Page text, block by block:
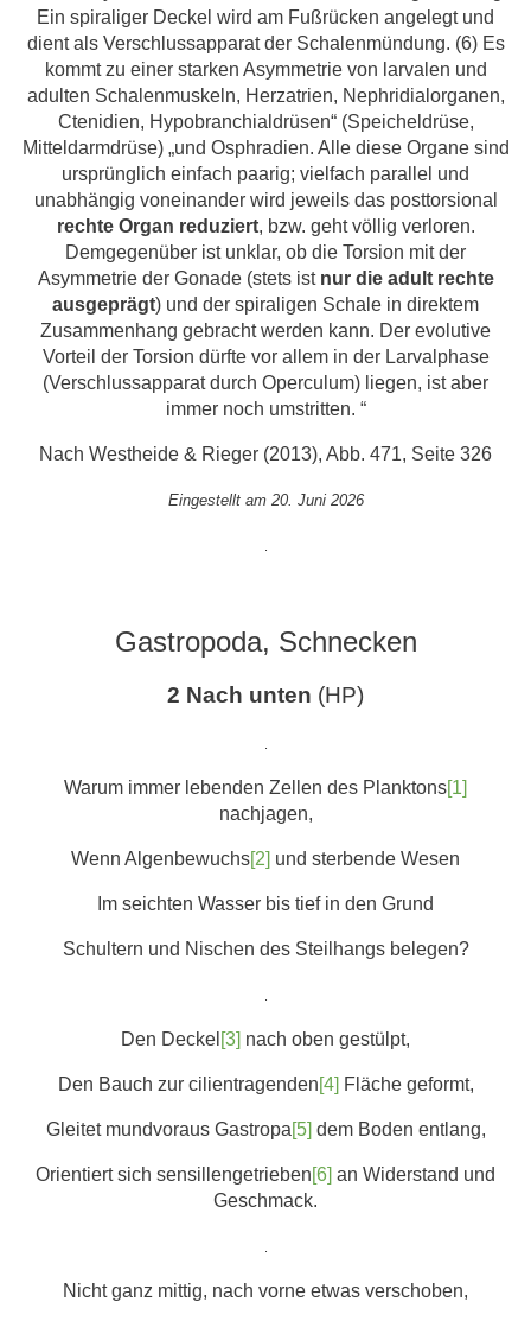
Ein spiraliger Deckel wird am Fußrücken angelegt und
dient als Verschlussapparat der Schalenmündung. (6) Es
kommt zu einer starken Asymmetrie von larvalen und
adulten Schalenmuskeln, Herzatrien, Nephridialorganen,
Ctenidien, Hypobranchialdrüsen“ (Speicheldrüse,
Mitteldarmdrüse) „und Osphradien. Alle diese Organe sind
ursprünglich einfach paarig; vielfach parallel und
unabhängig voneinander wird jeweils das posttorsional
rechte Organ reduziert, bzw. geht völlig verloren.
Demgegenüber ist unklar, ob die Torsion mit der
Asymmetrie der Gonade (stets ist nur die adult rechte
ausgeprägt) und der spiraligen Schale in direktem
Zusammenhang gebracht werden kann. Der evolutive
Vorteil der Torsion dürfte vor allem in der Larvalphase
(Verschlussapparat durch Operculum) liegen, ist aber
immer noch umstritten. “
Nach Westheide & Rieger (2013), Abb. 471, Seite 326
Eingestellt am 20. Juni 2026
Gastropoda, Schnecken
2 Nach unten (HP)
Warum immer lebenden Zellen des Planktons[1]
nachjagen,
Wenn Algenbewuchs[2] und sterbende Wesen
Im seichten Wasser bis tief in den Grund
Schultern und Nischen des Steilhangs belegen?
Den Deckel [3] nach oben gestülpt,
Den Bauch zur cilientragenden[4] Fläche geformt,
Gleitet mundvoraus Gastropa[5] dem Boden entlang,
Orientiert sich sensillengetrieben[6] an Widerstand und
Geschmack.
Nicht ganz mittig, nach vorne etwas verschoben,